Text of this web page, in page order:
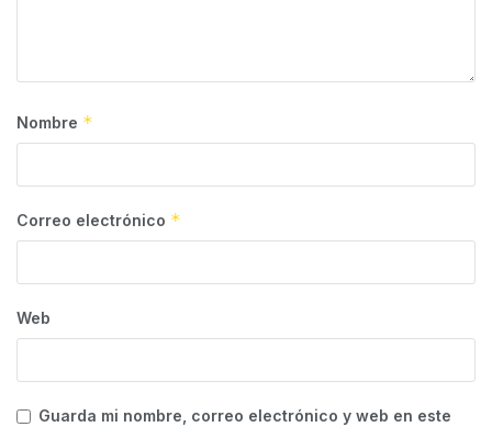
Nombre *
Correo electrónico *
Web
Guarda mi nombre, correo electrónico y web en este